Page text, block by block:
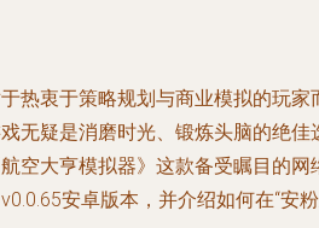
热衷于策略规划与商业模拟的玩
无疑是消磨时光、锻炼头脑的绝
空大亨模拟器》这款备受瞩目的
安卓版本，并介绍如何在“安